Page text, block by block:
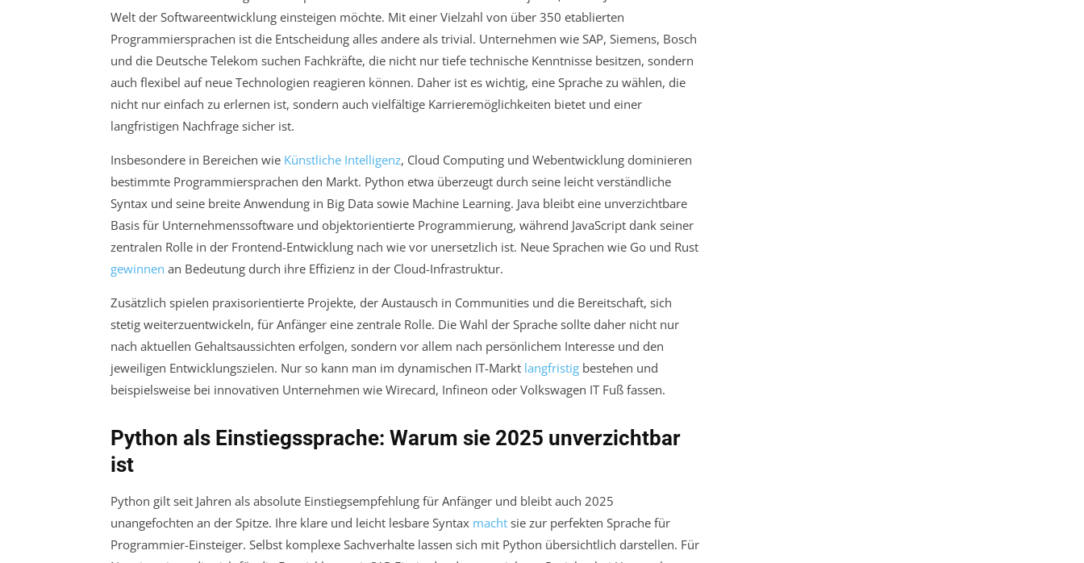
Welt der Softwareentwicklung einsteigen möchte. Mit einer Vielzahl von über 350 etablierten
Programmiersprachen ist die Entscheidung alles andere als trivial. Unternehmen wie SAP, Siemens, Bosch
und die Deutsche Telekom suchen Fachkräfte, die nicht nur tiefe technische Kenntnisse besitzen, sondern
auch flexibel auf neue Technologien reagieren können. Daher ist es wichtig, eine Sprache zu wählen, die
nicht nur einfach zu erlernen ist, sondern auch vielfältige Karrieremöglichkeiten bietet und einer
langfristigen Nachfrage sicher ist.
Insbesondere in Bereichen wie Künstliche Intelligenz, Cloud Computing und Webentwicklung dominieren
bestimmte Programmiersprachen den Markt. Python etwa überzeugt durch seine leicht verständliche
Syntax und seine breite Anwendung in Big Data sowie Machine Learning. Java bleibt eine unverzichtbare
Basis für Unternehmenssoftware und objektorientierte Programmierung, während JavaScript dank seiner
zentralen Rolle in der Frontend-Entwicklung nach wie vor unersetzlich ist. Neue Sprachen wie Go und Rust
gewinnen an Bedeutung durch ihre Effizienz in der Cloud-Infrastruktur.
Zusätzlich spielen praxisorientierte Projekte, der Austausch in Communities und die Bereitschaft, sich
stetig weiterzuentwickeln, für Anfänger eine zentrale Rolle. Die Wahl der Sprache sollte daher nicht nur
nach aktuellen Gehaltsaussichten erfolgen, sondern vor allem nach persönlichem Interesse und den
jeweiligen Entwicklungszielen. Nur so kann man im dynamischen IT-Markt langfristig bestehen und
beispielsweise bei innovativen Unternehmen wie Wirecard, Infineon oder Volkswagen IT Fuß fassen.
Python als Einstiegssprache: Warum sie 2025 unverzichtbar
ist
Python gilt seit Jahren als absolute Einstiegsempfehlung für Anfänger und bleibt auch 2025
unangefochten an der Spitze. Ihre klare und leicht lesbare Syntax macht sie zur perfekten Sprache für
Programmier-Einsteiger. Selbst komplexe Sachverhalte lassen sich mit Python übersichtlich darstellen. Für